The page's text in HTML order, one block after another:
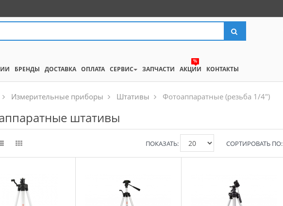
БРЕНДЫ ДОСТАВКА ОПЛАТА СЕРВИС ЗАПЧАСТИ
%
АКЦИИ КОНТАКТЫ
Измерительные приборы Штативы Фотоаппаратные (резьба 1/4")
штативы
СОРТИРОВАТЬ ПО:
ПОКАЗАТЬ: